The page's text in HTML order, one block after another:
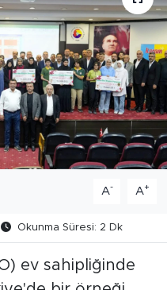
A- A+
Okunma Süresi: 2 Dk
ev sahipliğinde